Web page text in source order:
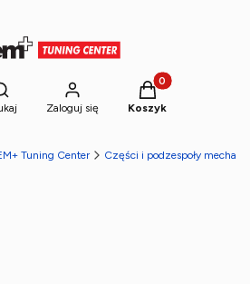
Otwórz wyszukiwarkę
Zaloguj się
Produkty w
Koszyk
Tuning Center Części i podzespoły